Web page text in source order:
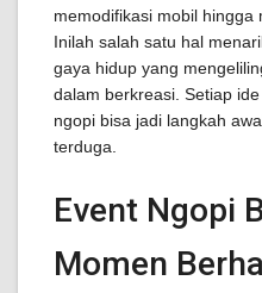
memodifikasi mobil hingga
Inilah salah satu hal
gaya hidup yang
dalam berkreasi. Setiap
ngopi bisa jadi langkah
terduga.
Event Ngopi
Momen